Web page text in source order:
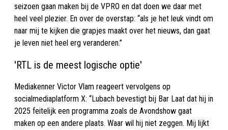
seizoen gaan maken bij de VPRO en dat doen we daar met
heel veel plezier. En over de overstap: “als je het leuk vindt om
naar mij te kijken die grapjes maakt over het nieuws, dan gaat
je leven niet heel erg veranderen.”
'RTL is de meest logische optie'
Mediakenner Victor Vlam reageert vervolgens op
socialmediaplatform X: “Lubach bevestigt bij Bar Laat dat hij in
2025 feitelijk een programma zoals de Avondshow gaat
maken op een andere plaats. Waar wil hij niet zeggen. Mij lijkt